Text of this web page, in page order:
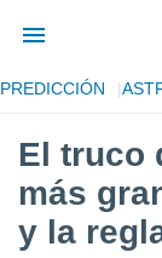
de
por
la
PREDICCIÓN
El truco
más
y la